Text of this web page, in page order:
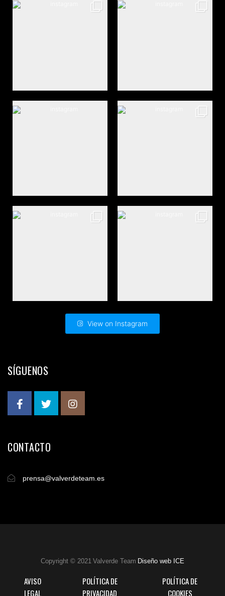
View on Instagram
SÍGUENOS
CONTACTO
prensa@valverdeteam.es
Copyright © 2021 Valverde Team Diseño web ICE
AVISO
LEGAL
POLÍTICA DE
PRIVACIDAD
POLÍTICA DE
COOKIES